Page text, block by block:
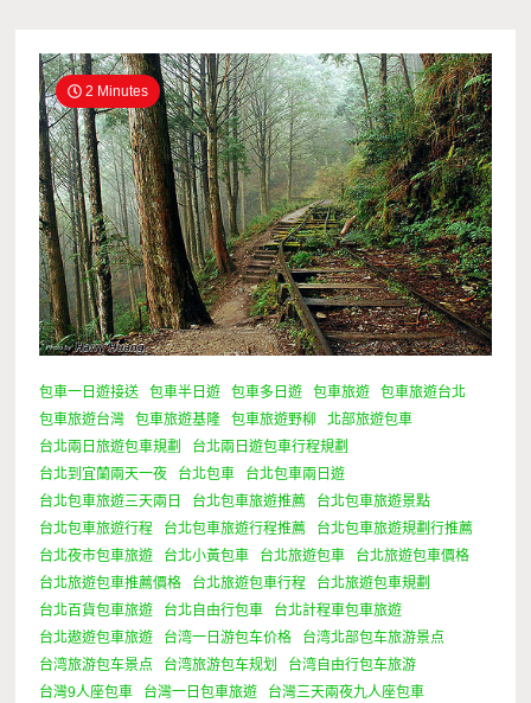
2 Minutes
包車一日遊接送 包車半日遊 包車多日遊 包車旅遊
包車旅遊台北
包車旅遊台灣
包車旅遊基隆 包車旅遊野柳
北部旅遊包車
台北兩日旅遊包車規劃
台北兩日遊包車行程規劃
台北到宜蘭兩天一夜
台北包車
台北包車兩日遊
台北包車旅遊三天兩日
台北包車旅遊推薦
台北包車旅遊景點
台北包車旅遊行程
台北包車旅遊行程推薦
台北包車旅遊規劃行推薦
台北夜市包車旅遊
台北小黃包車 台北旅遊包車
台北旅遊包車價格
台北旅遊包車推薦價格
台北旅遊包車行程
台北旅遊包車規劃
台北百貨包車旅遊
台北自由行包車
台北計程車包車旅遊
台北遨遊包車旅遊
台湾一日游包车价格
台湾北部包车旅游景点
台湾旅游包车景点
台湾旅游包车规划
台湾自由行包车旅游
台灣9人座包車
台灣一日包車旅遊
台灣三天兩夜九人座包車